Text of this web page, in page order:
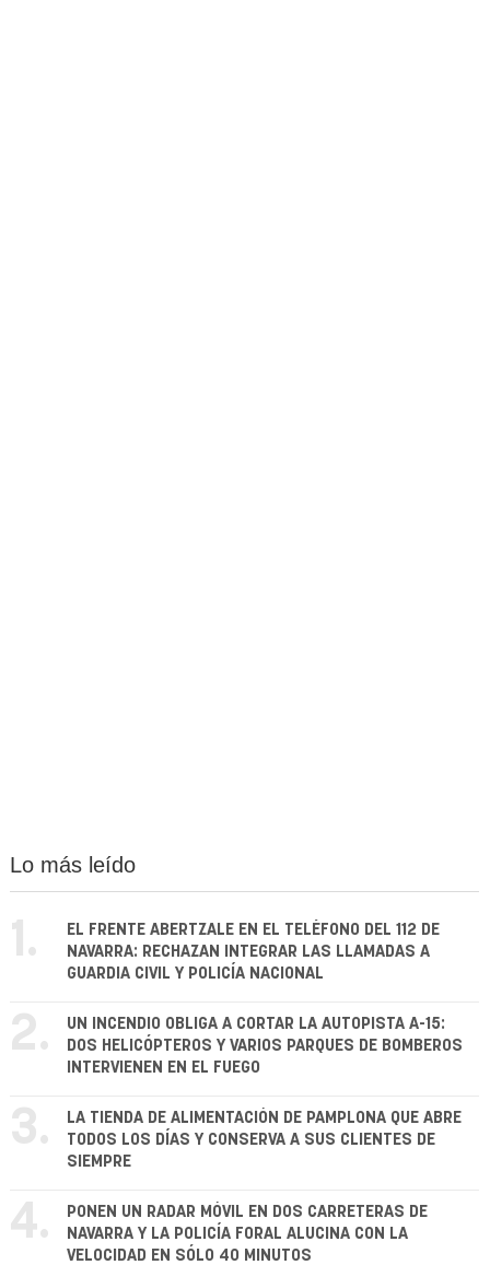
Lo más leído
1.
EL FRENTE ABERTZALE EN EL TELÉFONO DEL 112 DE
NAVARRA: RECHAZAN INTEGRAR LAS LLAMADAS A
GUARDIA CIVIL Y POLICÍA NACIONAL
2.
UN INCENDIO OBLIGA A CORTAR LA AUTOPISTA A-15:
DOS HELICÓPTEROS Y VARIOS PARQUES DE BOMBEROS
INTERVIENEN EN EL FUEGO
3.
LA TIENDA DE ALIMENTACIÓN DE PAMPLONA QUE ABRE
TODOS LOS DÍAS Y CONSERVA A SUS CLIENTES DE
SIEMPRE
4.
PONEN UN RADAR MÓVIL EN DOS CARRETERAS DE
NAVARRA Y LA POLICÍA FORAL ALUCINA CON LA
VELOCIDAD EN SÓLO 40 MINUTOS